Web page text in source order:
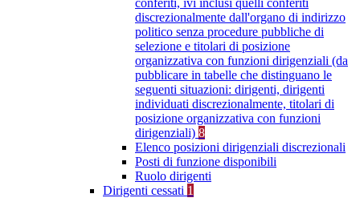
conferiti, ivi inclusi quelli conferiti
discrezionalmente dall'organo di indirizzo
politico senza procedure pubbliche di
selezione e titolari di posizione
organizzativa con funzioni dirigenziali (da
pubblicare in tabelle che distinguano le
seguenti situazioni: dirigenti, dirigenti
individuati discrezionalmente, titolari di
posizione organizzativa con funzioni
dirigenziali) 8
Elenco posizioni dirigenziali discrezionali
Posti di funzione disponibili
Ruolo dirigenti
Dirigenti cessati 1